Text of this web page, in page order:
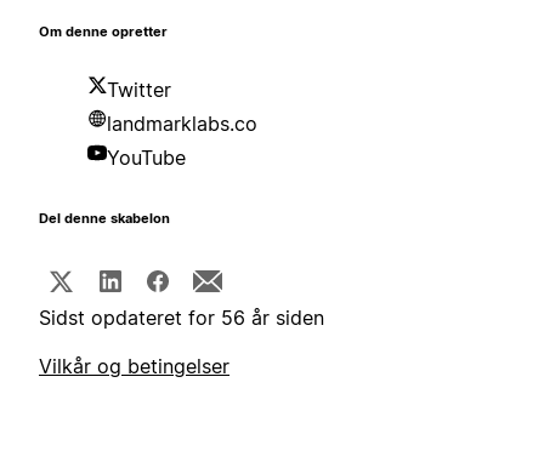
Om denne opretter
Twitter
landmarklabs.co
YouTube
Del denne skabelon
Sidst opdateret for 56 år siden
Vilkår og betingelser